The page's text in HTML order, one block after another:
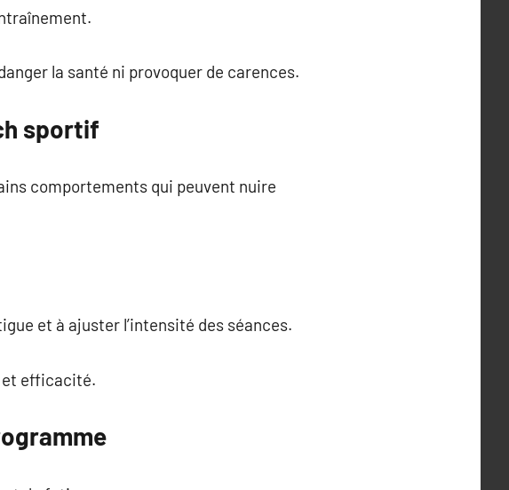
la santé ni provoquer de carences.
sportif
comportements qui peuvent nuire
et à ajuster l’intensité des séances.
et efficacité.